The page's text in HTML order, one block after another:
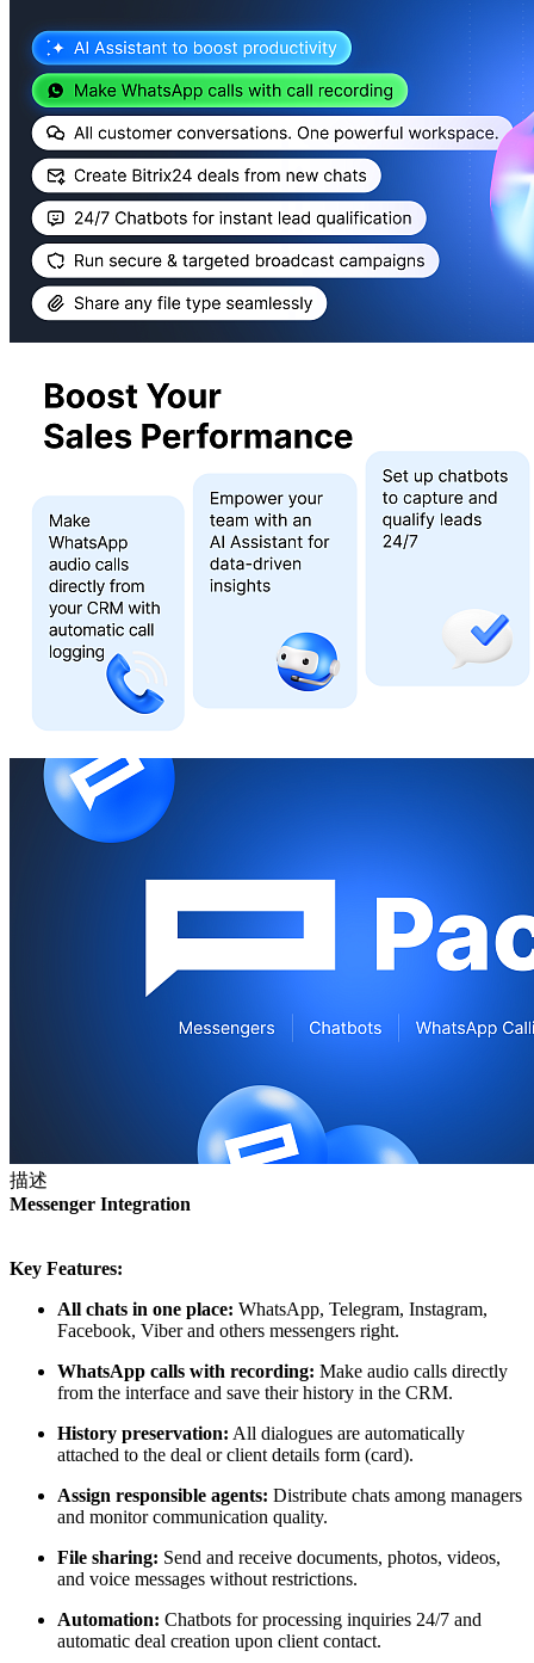
描述
Messenger Integration
Key Features:
All chats in one place: WhatsApp, Telegram, Instagram,
Facebook, Viber and others messengers right.
WhatsApp calls with recording: Make audio calls directly
from the interface and save their history in the CRM.
History preservation: All dialogues are automatically
attached to the deal or client details form (card).
Assign responsible agents: Distribute chats among managers
and monitor communication quality.
File sharing: Send and receive documents, photos, videos,
and voice messages without restrictions.
Automation: Chatbots for processing inquiries 24/7 and
automatic deal creation upon client contact.